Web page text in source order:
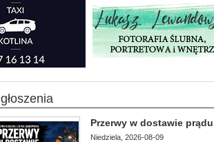
Ogłoszenia
Przerwy w dostawie
Niedziela, 2026-08-09